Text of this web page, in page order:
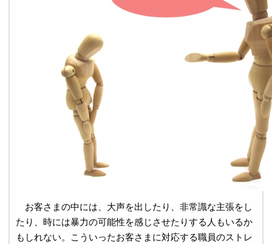
お客さまの中には、大声を出したり、非常識な主張をし
たり、時には暴力の可能性を感じさせたりする人もいるか
もしれない。こういったお客さまに対応する職員のストレ